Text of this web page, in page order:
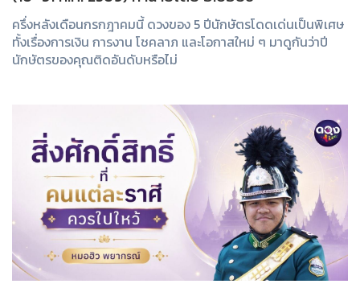
ครึ่งหลังเดือนกรกฎาคมนี้ ดวงของ 5 ปีนักษัตรโดดเด่นเป็นพิเศษ
ทั้งเรื่องการเงิน การงาน โชคลาภ และโอกาสใหม่ ๆ มาดูกันว่าปี
นักษัตรของคุณติดอันดับหรือไม่